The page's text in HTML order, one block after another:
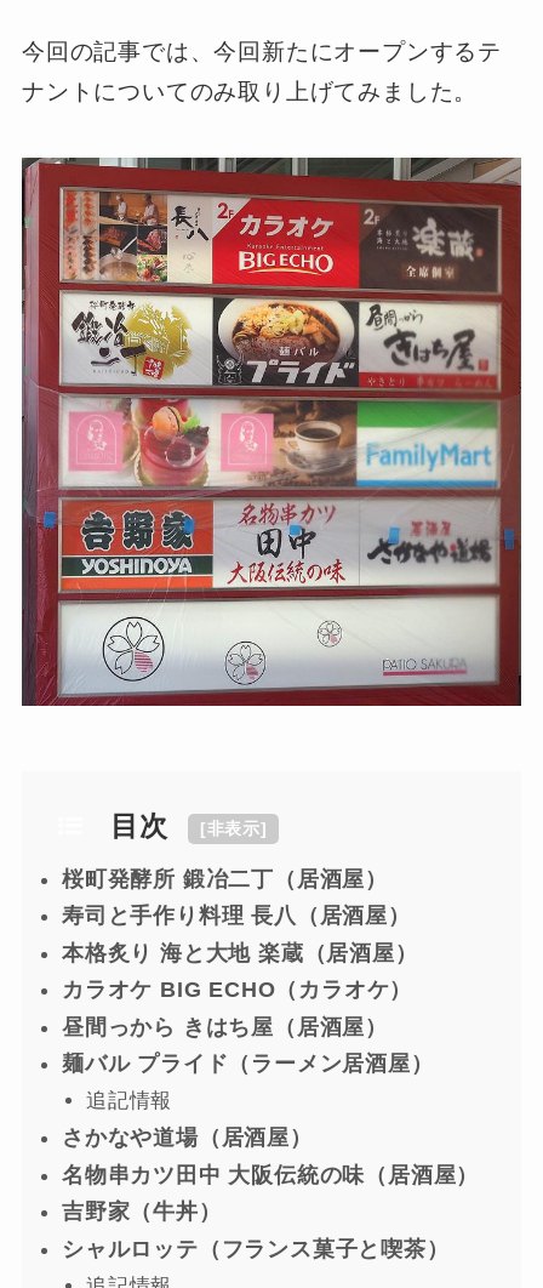
今回の記事では、今回新たにオープンするテ
ナントについてのみ取り上げてみました。
目次 [非表示]
桜町発酵所 鍛冶二丁（居酒屋）
寿司と手作り料理 長八（居酒屋）
本格炙り 海と大地 楽蔵（居酒屋）
カラオケ BIG ECHO（カラオケ）
昼間っから きはち屋（居酒屋）
麺バル プライド（ラーメン居酒屋）
追記情報
さかなや道場（居酒屋）
名物串カツ田中 大阪伝統の味（居酒屋）
吉野家（牛丼）
シャルロッテ（フランス菓子と喫茶）